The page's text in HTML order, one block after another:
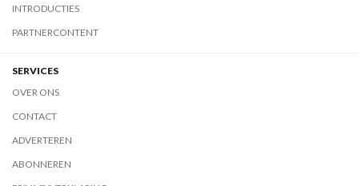
INTRODUCTIES
PARTNERCONTENT
SERVICES
OVER ONS
CONTACT
ADVERTEREN
ABONNEREN